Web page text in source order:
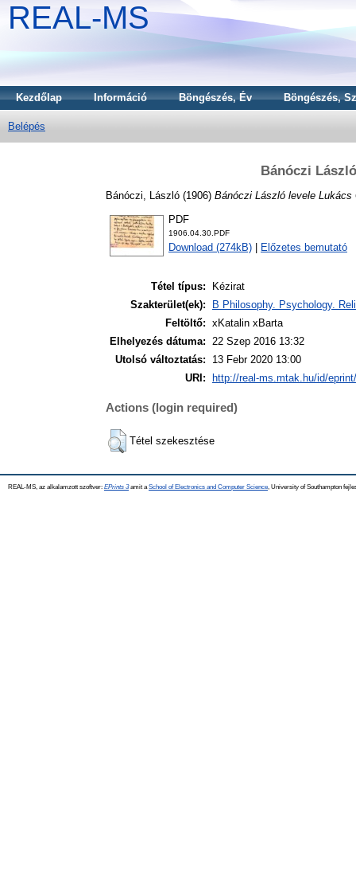
REAL-MS
Kezdőlap Információ Böngészés, Év Böngészés,
Belépés
Bánóczi
Bánóczi, László (1906) Bánóczi László levele Lukács
PDF
1906.04.30.PDF
Download (274kB) Előzetes bemutató
Tétel típus:
Kézirat
Szakterület(ek):
B Philosophy. Psychology.
Feltöltő: xKatalin xBarta
Elhelyezés dátuma: 22 Szep 2016 13:32
Utolsó változtatás:
13 Febr 2020 13:00
URI:
http://real-ms.mtak.hu/id/
Actions (login required)
Tétel szekesztése
REAL-MS, az alkalamzott szoftver: EPrints 3amit a School of Electronics and Computer Science , University of Southampton